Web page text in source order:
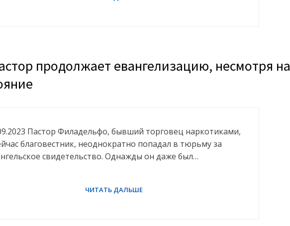
продолжает евангелизацию, несмотря на
Пастор Филадельфо, бывший торговец наркотиками,
благовестник, неоднократно попадал в тюрьму за
свидетельство. Однажды он даже был…